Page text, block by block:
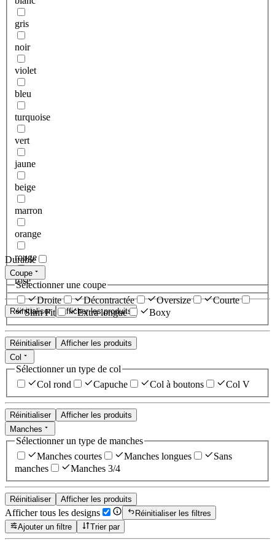
gris
noir
violet
bleu
turquoise
vert
jaune
beige
marron
orange
rouge
rose
Réinitialiser Afficher les produits
Durable
Coupe
Sélectionner une coupe
Droite
Décontractée Oversize
Courte
Slim Fit
Extra longue Boxy
Réinitialiser
Afficher les produits
Col
Sélectionner un type de col
Col rond
Capuche Col à boutons Col V
Réinitialiser
Afficher les produits
Manches
Sélectionner un type de manches
Manches courtes
Manches longues
Sans
manches
Manches 3/4
Réinitialiser Afficher les produits
Afficher tous les designs
Réinitialiser les filtres
Ajouter un filtre
Trier par